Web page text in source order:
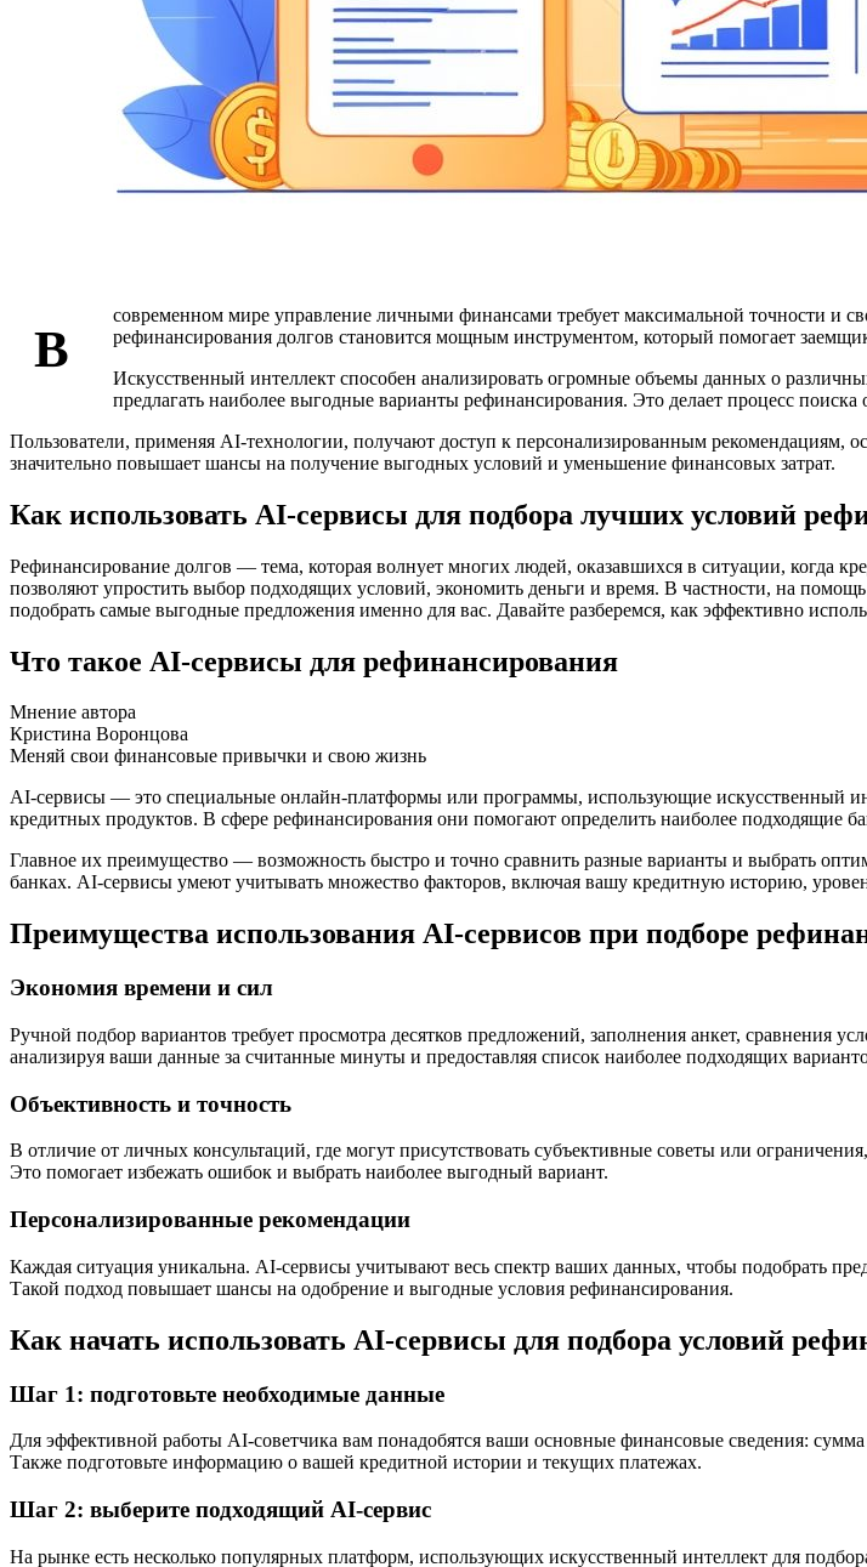
В
современном мире управление личными финансами требует максимальной точности и
рефинансирования долгов становится мощным инструментом, который помогает
Искусственный интеллект способен анализировать огромные объемы данных о
предлагать наиболее выгодные варианты рефинансирования. Это делает процесс
Пользователи, применяя AI-технологии, получают доступ к персонализированным
значительно повышает шансы на получение выгодных условий и уменьшение финансовых затрат.
Как использовать AI-сервисы для подбора лучших условий
Рефинансирование долгов — тема, которая волнует многих людей, оказавшихся в ситуации, когда
позволяют упростить выбор подходящих условий, экономить деньги и время. В частности, на
подобрать самые выгодные предложения именно для вас. Давайте разберемся, как эффективно
Что такое AI-сервисы для рефинансирования
Мнение автора
Кристина Воронцова
Меняй свои финансовые привычки и свою жизнь
AI-сервисы — это специальные онлайн-платформы или программы, использующие искусственный
кредитных продуктов. В сфере рефинансирования они помогают определить наиболее подходящие
Главное их преимущество — возможность быстро и точно сравнить разные варианты и выбрать
банках. AI-сервисы умеют учитывать множество факторов, включая вашу кредитную историю,
Преимущества использования AI-сервисов при подборе
Экономия времени и сил
Ручной подбор вариантов требует просмотра десятков предложений, заполнения анкет, сравнения
анализируя ваши данные за считанные минуты и предоставляя список наиболее подходящих
Объективность и точность
В отличие от личных консультаций, где могут присутствовать субъективные советы или
Это помогает избежать ошибок и выбрать наиболее выгодный вариант.
Персонализированные рекомендации
Каждая ситуация уникальна. AI-сервисы учитывают весь спектр ваших данных, чтобы подобрать
Такой подход повышает шансы на одобрение и выгодные условия рефинансирования.
Как начать использовать AI-сервисы для подбора условий
Шаг 1: подготовьте необходимые данные
Для эффективной работы AI-советчика вам понадобятся ваши основные финансовые сведения:
Также подготовьте информацию о вашей кредитной истории и текущих платежах.
Шаг 2: выберите подходящий AI-сервис
На рынке есть несколько популярных платформ, использующих искусственный интеллект для